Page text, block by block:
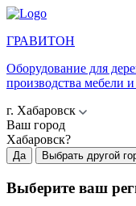
ГРАВИТОН
Оборудование для
производства мебели и
г. Хабаровск
Ваш город
Хабаровск?
Да Выбрать другой
Выберите ваш